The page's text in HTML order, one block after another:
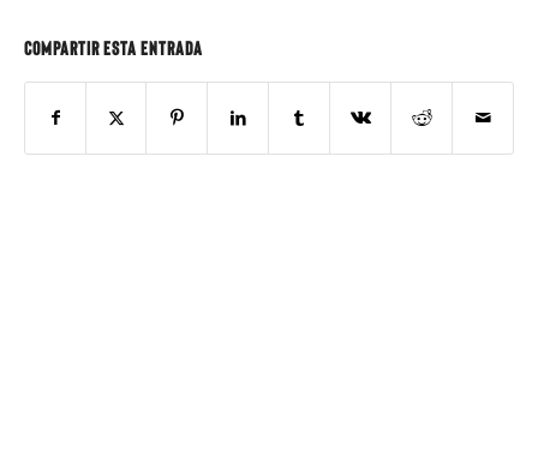
Compartir esta entrada